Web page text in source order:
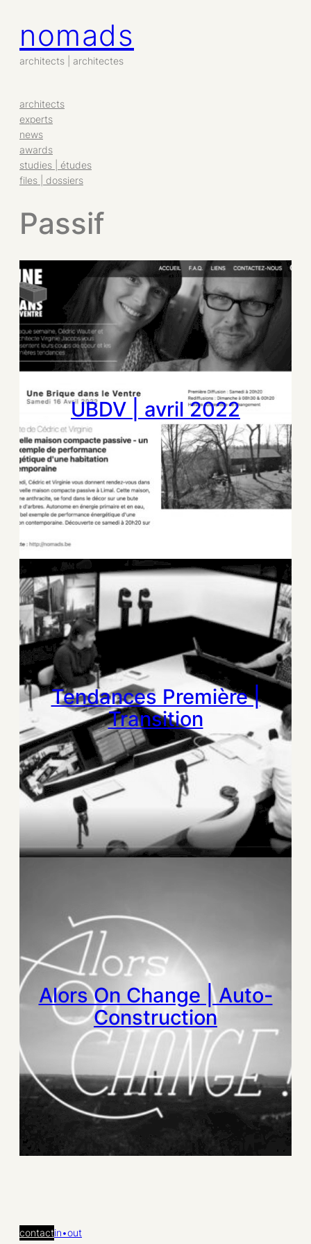
nomads
architects | architectes
architects
experts
news
awards
studies | études
files | dossiers
Passif
UBDV | avril 2022
Tendances Première |
Transition
Alors On Change | Auto-
Construction
contactin•out